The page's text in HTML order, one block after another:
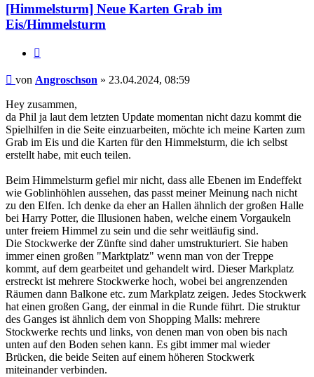
[Himmelsturm] Neue Karten Grab im
Eis/Himmelsturm
Beitrag
von Angroschson » 23.04.2024, 08:59
Hey zusammen,
da Phil ja laut dem letzten Update momentan nicht dazu kommt die
Spielhilfen in die Seite einzuarbeiten, möchte ich meine Karten zum
Grab im Eis und die Karten für den Himmelsturm, die ich selbst
erstellt habe, mit euch teilen.
Beim Himmelsturm gefiel mir nicht, dass alle Ebenen im Endeffekt
wie Goblinhöhlen aussehen, das passt meiner Meinung nach nicht
zu den Elfen. Ich denke da eher an Hallen ähnlich der großen Halle
bei Harry Potter, die Illusionen haben, welche einem Vorgaukeln
unter freiem Himmel zu sein und die sehr weitläufig sind.
Die Stockwerke der Zünfte sind daher umstrukturiert. Sie haben
immer einen großen "Marktplatz" wenn man von der Treppe
kommt, auf dem gearbeitet und gehandelt wird. Dieser Markplatz
erstreckt ist mehrere Stockwerke hoch, wobei bei angrenzenden
Räumen dann Balkone etc. zum Markplatz zeigen. Jedes Stockwerk
hat einen großen Gang, der einmal in die Runde führt. Die struktur
des Ganges ist ähnlich dem von Shopping Malls: mehrere
Stockwerke rechts und links, von denen man von oben bis nach
unten auf den Boden sehen kann. Es gibt immer mal wieder
Brücken, die beide Seiten auf einem höheren Stockwerk
miteinander verbinden.